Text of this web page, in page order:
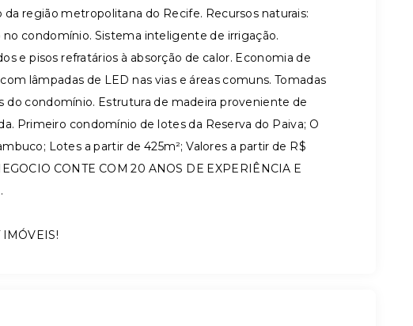
região metropolitana do Recife. Recursos naturais:
no condomínio. Sistema inteligente de irrigação.
e pisos refratários à absorção de calor. Economia de
lâmpadas de LED nas vias e áreas comuns. Tomadas
do condomínio. Estrutura de madeira proveniente de
Primeiro condomínio de lotes da Reserva do Paiva; O
Lotes a partir de 425m²; Valores a partir de R$
CONTE COM 20 ANOS DE EXPERIÊNCIA E
IMÓVEIS!